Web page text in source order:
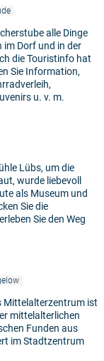
alle Dinge
im Dorf und in der
die Touristinfo hat
Sie Information,
u. v. m.
Lübs, um die
wurde liebevoll
als Museum und
Sie die
Sie den Weg
Mittelalterzentrum ist
mittelalterlichen
Funden aus
im Stadtzentrum